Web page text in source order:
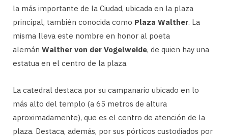
la más importante de la Ciudad, ubicada en la plaza
principal, también conocida como Plaza Walther. La
misma lleva este nombre en honor al poeta
alemán Walther von der Vogelweide, de quien hay una
estatua en el centro de la plaza.
La catedral destaca por su campanario ubicado en lo
más alto del templo (a 65 metros de altura
aproximadamente), que es el centro de atención de la
plaza. Destaca, además, por sus pórticos custodiados por